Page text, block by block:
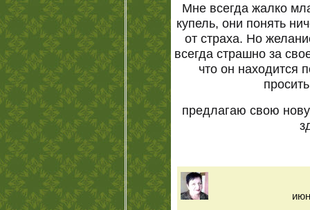
Мне всегда жалко
купель, они понять
от страха. Но
всегда страшно за
что он находится
предлагаю свою